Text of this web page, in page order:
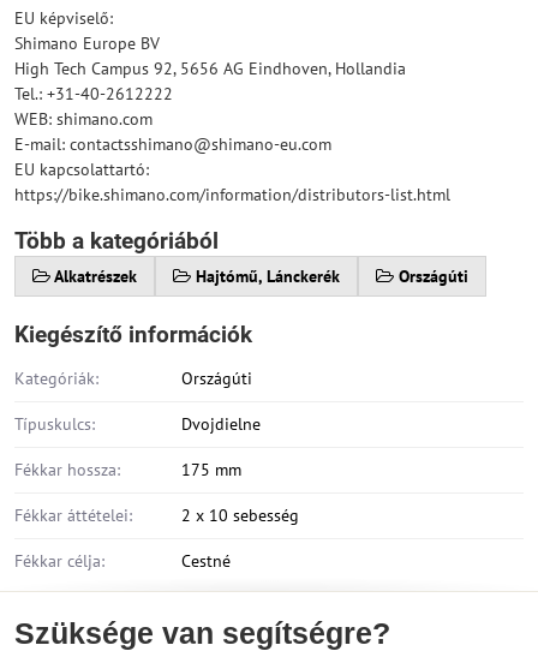
EU képviselő:
Shimano Europe BV
High Tech Campus 92, 5656 AG Eindhoven, Hollandia
Tel.: +31-40-2612222
WEB: shimano.com
E-mail: contactsshimano@shimano-eu.com
EU kapcsolattartó:
https://bike.shimano.com/information/distributors-list.html
Több a kategóriából
Alkatrészek Hajtómű, Lánckerék Országúti
Kiegészítő információk
Kategóriák: Országúti
Típuskulcs: Dvojdielne
Fékkar hossza: 175 mm
Fékkar áttételei: 2 x 10 sebesség
Fékkar célja: Cestné
Szüksége van segítségre?